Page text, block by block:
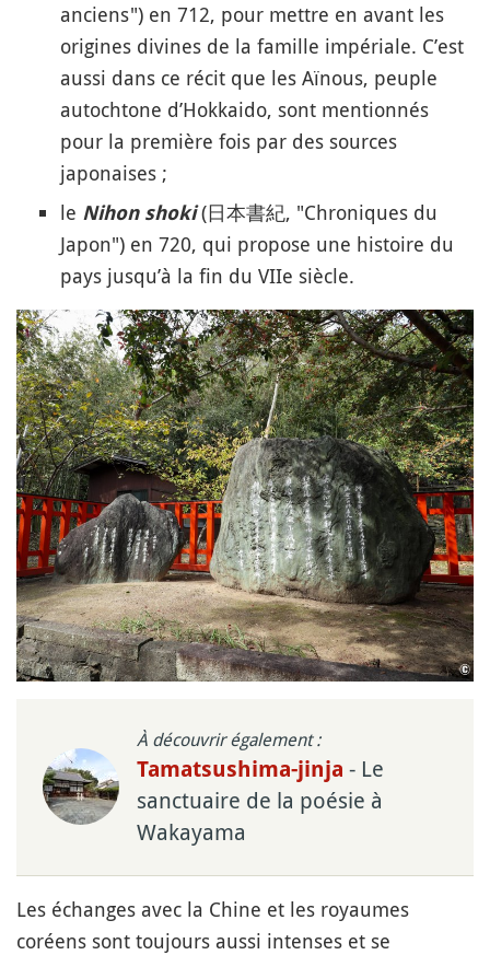
anciens") en 712, pour mettre en avant les
origines divines de la famille impériale. C’est
aussi dans ce récit que les Aïnous, peuple
autochtone d’Hokkaido, sont mentionnés
pour la première fois par des sources
japonaises ;
le Nihon shoki(日本書紀, "Chroniques du
Japon") en 720, qui propose une histoire du
pays jusqu’à la fin du VIIe siècle.
À découvrir également :
Tamatsushima-jinja - Le
sanctuaire de la poésie à
Wakayama
Les échanges avec la Chine et les royaumes
coréens sont toujours aussi intenses et se